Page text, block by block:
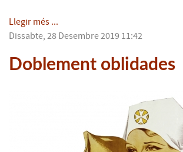
Llegir més ...
Dissabte, 28 Desembre 2019 11:42
Doblement oblidades